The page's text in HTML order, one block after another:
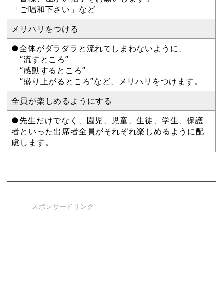
「ご唱和下さい」など
メリハリをつける
●全体がダラダラと流れてしまわないように、
“流すところ”
“感動するところ”
“盛り上がるところ”など、メリハリをつけます。
全員が楽しめるようにする
●先生だけでなく、園児、児童、生徒、学生、保護
者といった出席者全員がそれぞれ楽しめるように配
慮します。
スポンサードリンク